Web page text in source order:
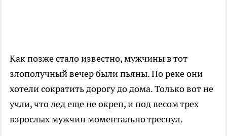
Как позже стало известно, мужчины в тот
злополучный вечер были пьяны. По реке они
хотели сократить дорогу до дома. Только вот не
учли, что лед еще не окреп, и под весом трех
взрослых мужчин моментально треснул.